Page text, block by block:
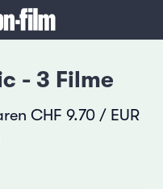
- 3 Filme
CHF 9.70 / EUR